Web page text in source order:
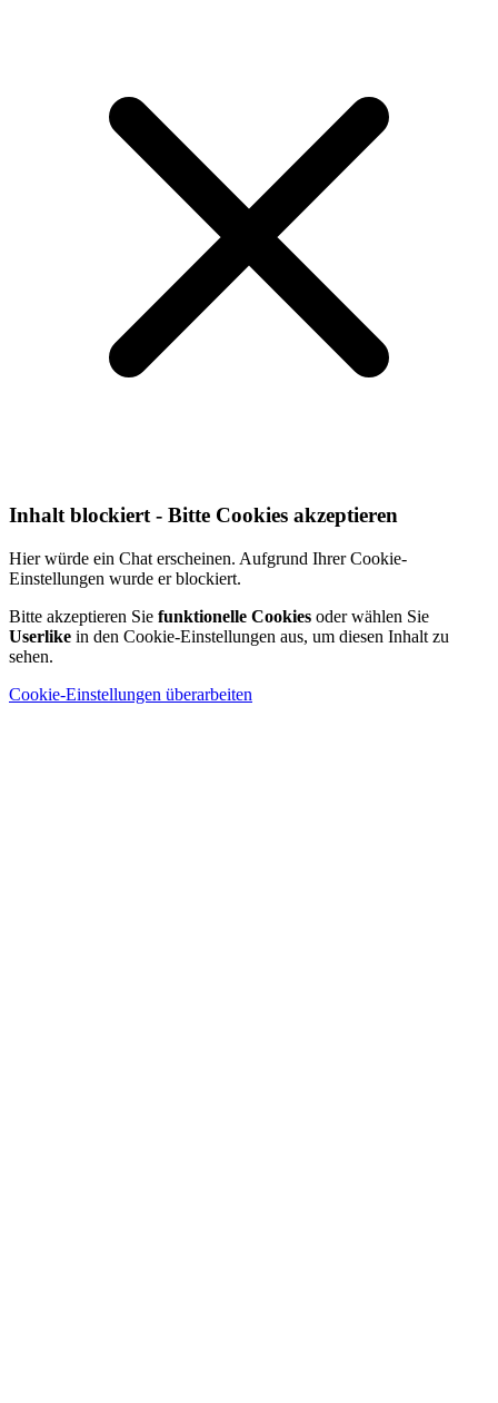
Inhalt blockiert - Bitte Cookies akzeptieren
Hier würde ein Chat erscheinen. Aufgrund Ihrer Cookie-
Einstellungen wurde er blockiert.
Bitte akzeptieren Sie funktionelle Cookies oder wählen Sie
Userlike in den Cookie-Einstellungen aus, um diesen Inhalt zu
sehen.
Cookie-Einstellungen überarbeiten